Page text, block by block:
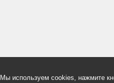
Мы используем cookies, нажмите